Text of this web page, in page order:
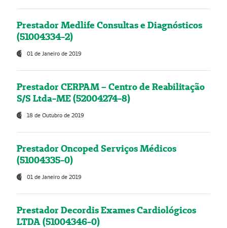
Prestador Medlife Consultas e Diagnósticos
(51004334-2)
01 de Janeiro de 2019
Prestador CERPAM – Centro de Reabilitação
S/S Ltda-ME (52004274-8)
18 de Outubro de 2019
Prestador Oncoped Serviços Médicos
(51004335-0)
01 de Janeiro de 2019
Prestador Decordis Exames Cardiológicos
LTDA (51004346-0)